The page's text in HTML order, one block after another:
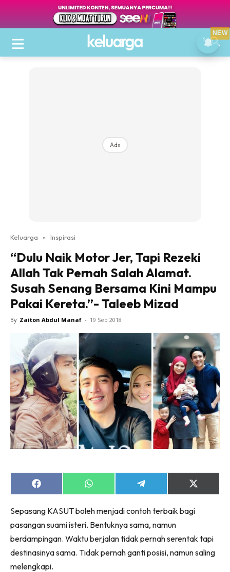
Ads
Keluarga » Inspirasi
“Dulu Naik Motor Jer, Tapi Rezeki
Allah Tak Pernah Salah Alamat.
Susah Senang Bersama Kini Mampu
Pakai Kereta.”- Taleeb Mizad
By Zaiton Abdul Manaf - 19 Sep 2018
Share
on
Share
on
Share
on
Share
on
(Twitter)
Sepasang KASUT boleh menjadi contoh terbaik bagi
pasangan suami isteri. Bentuknya sama, namun
berdampingan. Waktu berjalan tidak pernah serentak tapi
destinasinya sama. Tidak pernah ganti posisi, namun saling
melengkapi.
NEW